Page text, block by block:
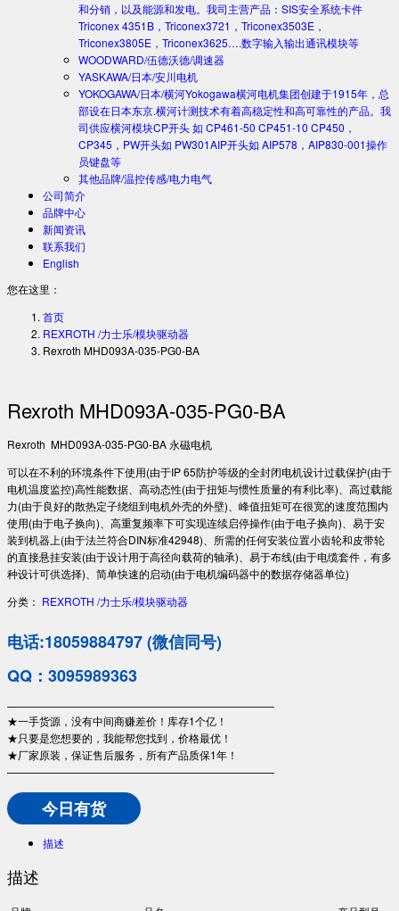
和分销，以及能源和发电。我司主营产品：SIS安全系统卡件
Triconex 4351B，Triconex3721，Triconex3503E，
Triconex3805E，Triconex3625….数字输入输出通讯模块等
WOODWARD/伍德沃德/调速器
YASKAWA/日本/安川电机
YOKOGAWA/日本/横河Yokogawa横河电机集团创建于1915年，总
部设在日本东京.横河计测技术有着高稳定性和高可靠性的产品。我
司供应横河模块CP开头 如 CP461-50 CP451-10 CP450，
CP345，PW开头如 PW301AIP开头如 AIP578，AIP830-001操作
员键盘等
其他品牌/温控传感/电力电气
公司简介
品牌中心
新闻资讯
联系我们
English
您在这里：
首页
REXROTH /力士乐/模块驱动器
Rexroth MHD093A-035-PG0-BA
Rexroth MHD093A-035-PG0-BA
Rexroth MHD093A-035-PG0-BA 永磁电机
可以在不利的环境条件下使用(由于IP 65防护等级的全封闭电机设计过载保护(由于
电机温度监控)高性能数据、高动态性(由于扭矩与惯性质量的有利比率)、高过载能
力(由于良好的散热定子绕组到电机外壳的外壁)、峰值扭矩可在很宽的速度范围内
使用(由于电子换向)、高重复频率下可实现连续启停操作(由于电子换向)、易于安
装到机器上(由于法兰符合DIN标准42948)、所需的任何安装位置小齿轮和皮带轮
的直接悬挂安装(由于设计用于高径向载荷的轴承)、易于布线(由于电缆套件，有多
种设计可供选择)、简单快速的启动(由于电机编码器中的数据存储器单位)
分类： REXROTH /力士乐/模块驱动器
电话:18059884797 (微信同号)
QQ：3095989363
—————————————————————————
★一手货源，没有中间商赚差价！库存1个亿！
★只要是您想要的，我能帮您找到，价格最优！
★厂家原装，保证售后服务，所有产品质保1年！
—————————————————————————
今日有货
描述
描述